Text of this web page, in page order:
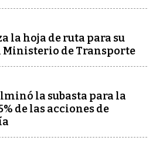
la hoja de ruta para su
Ministerio de Transporte
la subasta para la
de las acciones de